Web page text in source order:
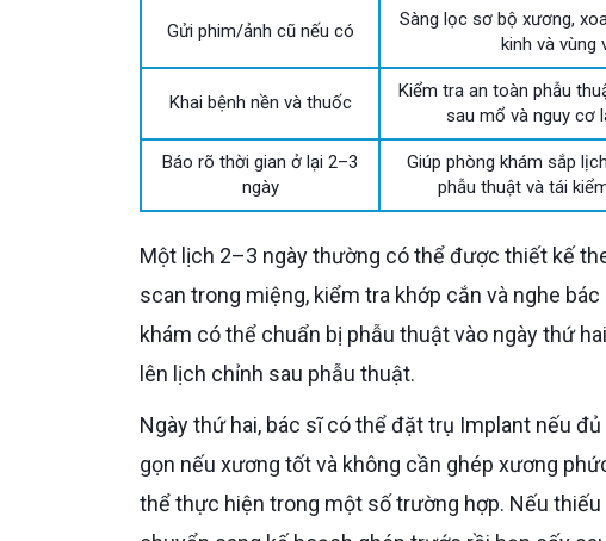
Gửi phim/ảnh cũ nếu có
Sàng lọc sơ bộ xương,
kinh và vùng
Khai bệnh nền và thuốc
Kiểm tra an toàn phẫu
sau mổ và nguy cơ
Báo rõ thời gian ở lại 2–3
ngày
Giúp phòng khám sắp
phẫu thuật và tái
Một lịch 2–3 ngày thường có thể được thiết kế theo hướng thực tế. Ngày đầu tiên, Cô khám, chụp CT 3D,
scan trong miệng, kiểm tra khớp cắn và nghe
khám có thể chuẩn bị phẫu thuật vào ngày thứ
lên lịch chỉnh sau phẫu thuật.
Ngày thứ hai, bác sĩ có thể đặt trụ Implant nếu đủ điều kiện. Với 2 răng hàm, phẫu thuật có thể tương đối
gọn nếu xương tốt và không cần ghép xương
thể thực hiện trong một số trường hợp. Nếu